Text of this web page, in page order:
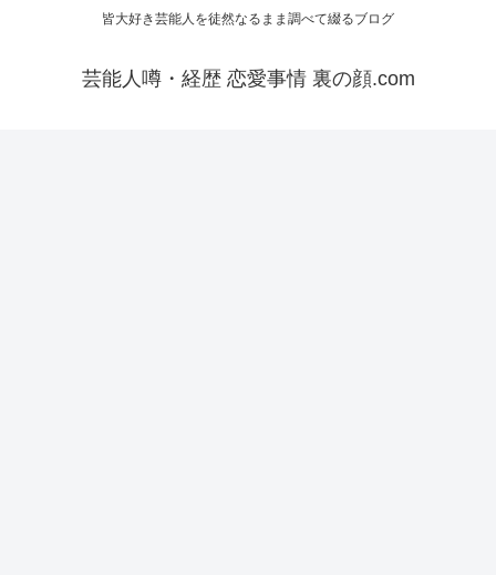
皆大好き芸能人を徒然なるまま調べて綴るブログ
芸能人噂・経歴 恋愛事情 裏の顔.com